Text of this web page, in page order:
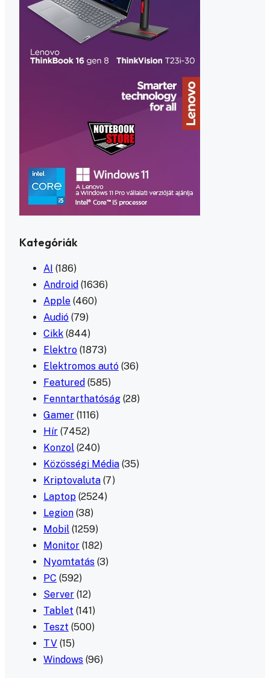
Kategóriák
AI (186)
Android (1636)
Apple (460)
Audió (79)
Cikk (844)
Elektro (1873)
Elektromos autó (36)
Featured (585)
Fenntarthatóság (28)
Gamer (1116)
Hír (7452)
Konzol (240)
Közösségi Média (35)
Kriptovaluta (7)
Laptop (2524)
Legion (38)
Mobil (1259)
Monitor (182)
Nyomtatás (3)
PC (592)
Server (12)
Tablet (141)
Teszt (500)
TV (15)
Windows (96)